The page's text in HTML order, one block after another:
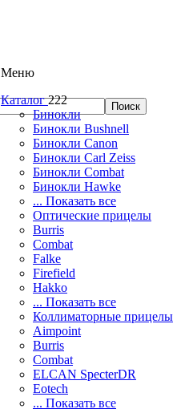
Меню
Каталог 222
Бинокли
Бинокли Bushnell
Бинокли Canon
Бинокли Carl Zeiss
Бинокли Combat
Бинокли Hawke
... Показать все
Оптические прицелы
Burris
Combat
Falke
Firefield
Hakko
... Показать все
Коллиматорные прицелы
Aimpoint
Burris
Combat
ELCAN SpecterDR
Eotech
... Показать все